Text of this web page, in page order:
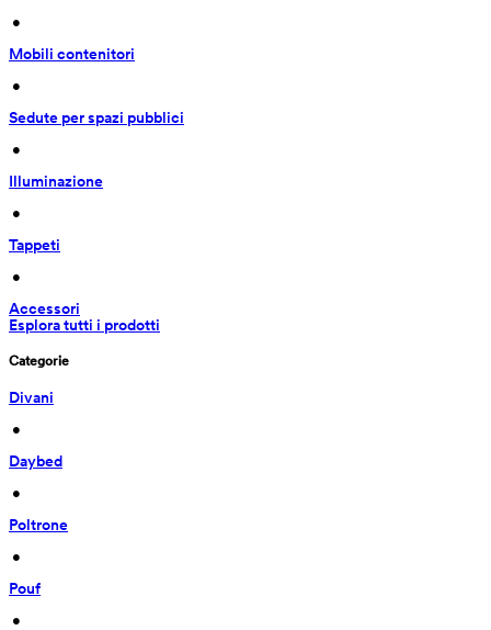
•
Mobili contenitori
•
Sedute per spazi pubblici
•
Illuminazione
•
Tappeti
•
Accessori
Esplora tutti i prodotti
Categorie
Divani
•
Daybed
•
Poltrone
•
Pouf
•